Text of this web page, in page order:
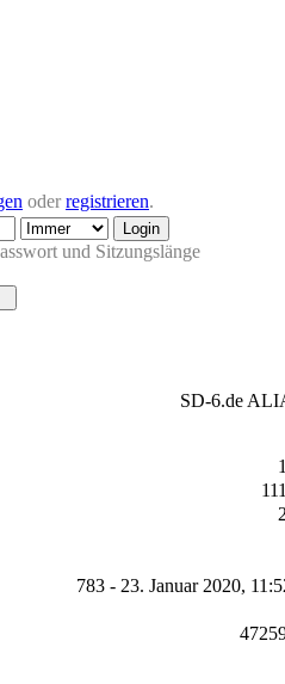
oder registrieren.
und Sitzungslänge
SD-6.de
783 - 23. Januar 2020,